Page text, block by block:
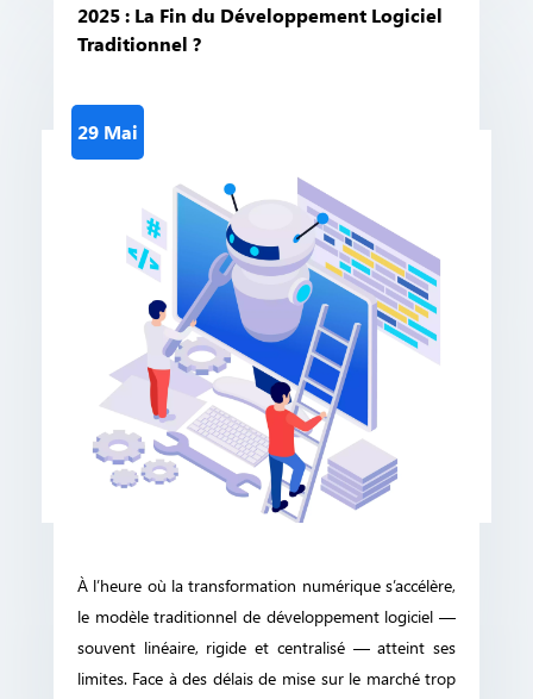
2025 : La Fin du Développement Logiciel
Traditionnel ?
29 Mai
À l’heure où la transformation numérique s’accélère,
le modèle traditionnel de développement logiciel —
souvent linéaire, rigide et centralisé — atteint ses
limites. Face à des délais de mise sur le marché trop